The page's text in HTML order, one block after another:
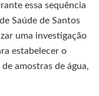
essa sequência
Saúde de Santos
uma investigação
estabelecer o
amostras de água,